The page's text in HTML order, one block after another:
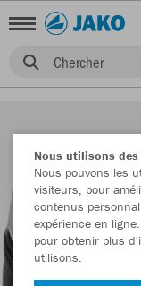
Chercher
Nous utilisons
Nous pouvons les
visiteurs, pour
contenus
expérience en
pour obtenir plus
utilisons.